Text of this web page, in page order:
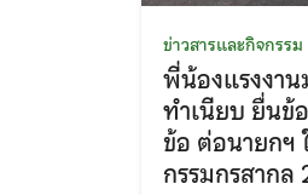
ข่าวสารและกิจกรรม
พี่น้องแรงงา
ทำเนียบ ยื่นข้
ข้อ ต่อนายกฯ
กรรมกรสากล